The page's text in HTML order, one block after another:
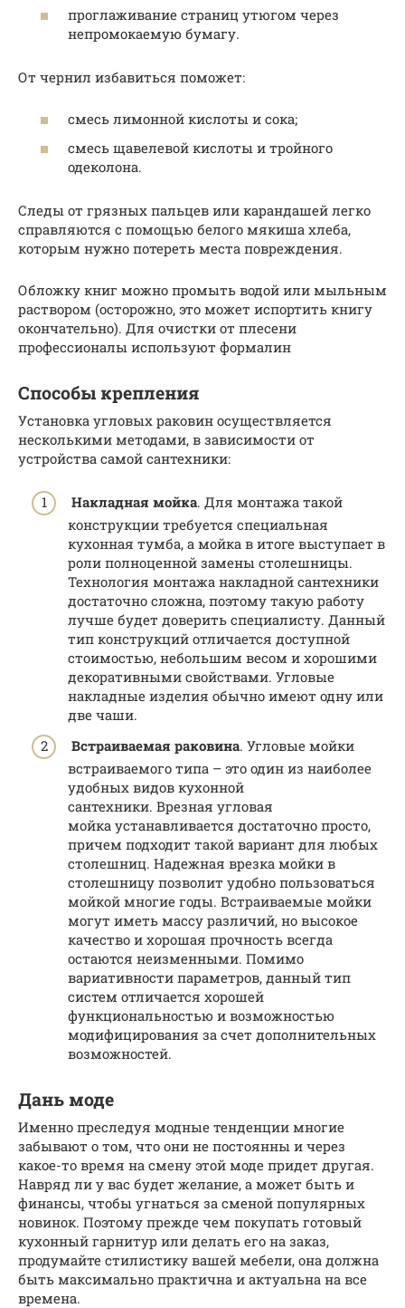
проглаживание страниц утюгом через
непромокаемую бумагу.
От чернил избавиться поможет:
смесь лимонной кислоты и сока;
смесь щавелевой кислоты и тройного
одеколона.
Следы от грязных пальцев или карандашей легко
справляются с помощью белого мякиша хлеба,
которым нужно потереть места повреждения.
Обложку книг можно промыть водой или мыльным
раствором (осторожно, это может испортить книгу
окончательно). Для очистки от плесени
профессионалы используют формалин
Способы крепления
Установка угловых раковин осуществляется
несколькими методами, в зависимости от
устройства самой сантехники:
Накладная мойка. Для монтажа такой
конструкции требуется специальная
кухонная тумба, а мойка в итоге выступает в
роли полноценной замены столешницы.
Технология монтажа накладной сантехники
достаточно сложна, поэтому такую работу
лучше будет доверить специалисту. Данный
тип конструкций отличается доступной
стоимостью, небольшим весом и хорошими
декоративными свойствами. Угловые
накладные изделия обычно имеют одну или
две чаши.
Встраиваемая раковина. Угловые мойки
встраиваемого типа – это один из наиболее
удобных видов кухонной
сантехники. Врезная угловая
мойка устанавливается достаточно просто,
причем подходит такой вариант для любых
столешниц. Надежная врезка мойки в
столешницу позволит удобно пользоваться
мойкой многие годы. Встраиваемые мойки
могут иметь массу различий, но высокое
качество и хорошая прочность всегда
остаются неизменными. Помимо
вариативности параметров, данный тип
систем отличается хорошей
функциональностью и возможностью
модифицирования за счет дополнительных
возможностей.
Дань моде
Именно преследуя модные тенденции многие
забывают о том, что они не постоянны и через
какое-то время на смену этой моде придет другая.
Навряд ли у вас будет желание, а может быть и
финансы, чтобы угнаться за сменой популярных
новинок. Поэтому прежде чем покупать готовый
кухонный гарнитур или делать его на заказ,
продумайте стилистику вашей мебели, она должна
быть максимально практична и актуальна на все
времена.